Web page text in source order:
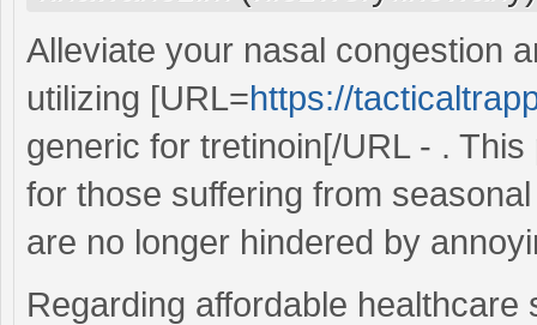
Alleviate your nasal congestion
utilizing [URL=https://
generic for tretinoin[/URL - .
for those suffering from
are no longer hindered by
Regarding affordable healthcare